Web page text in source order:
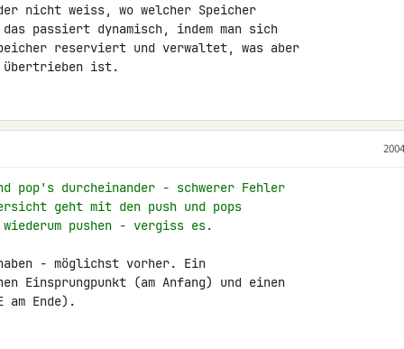
nicht weiss, wo welcher Speicher
passiert dynamisch, indem man sich
reserviert und verwaltet, was aber
ist.
pop's durcheinander - schwerer Fehler
geht mit den push und pops
pushen - vergiss es.
- möglichst vorher. Ein
Einsprungpunkt (am Anfang) und einen
am Ende).